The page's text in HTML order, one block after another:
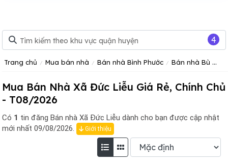
Trang chủ Mua bán nhà Bán nhà Bình Phước Bán nhà Bù Đăng
Mua Bán Nhà Xã Đức Liễu Giá Rẻ, Chính Chủ
- T08/2026
Có 1 tin đăng Bán nhà Xã Đức Liễu dành cho bạn được cập nhật
mới nhất 09/08/2026.
Giới thiệu
4